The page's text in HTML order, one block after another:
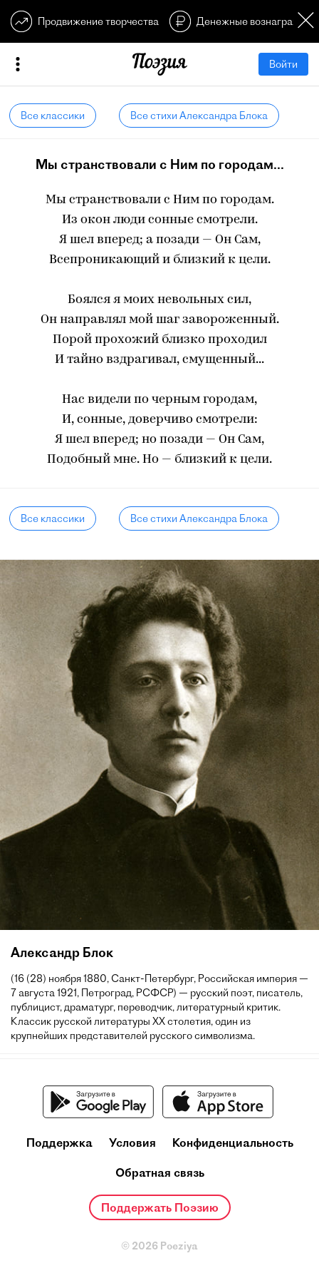
Продвижение творчества Денежные
Войти
Все классики Все стихи Александра Блока
Мы странствовали с Ним по городам...
Мы странствовали с Ним по городам.
Из окон люди сонные смотрели.
Я шел вперед; а позади — Он Сам,
Всепроникающий и близкий к цели.
Боялся я моих невольных сил,
Он направлял мой шаг завороженный.
Порой прохожий близко проходил
И тайно вздрагивал, смущенный...
Нас видели по черным городам,
И, сонные, доверчиво смотрели:
Я шел вперед; но позади — Он Сам,
Подобный мне. Но — близкий к цели.
Все классики Все стихи Александра Блока
Александр Блок
(16 (28) ноября 1880, Санкт-Петербург, Российская империя —
7 августа 1921, Петроград, РСФСР) — русский поэт, писатель,
публицист, драматург, переводчик, литературный критик.
Классик русской литературы XX столетия, один из
крупнейших представителей русского символизма.
Поддержка Условия Конфиденциальность
Обратная связь
Поддержать Поэзию
© 2026 Poeziya